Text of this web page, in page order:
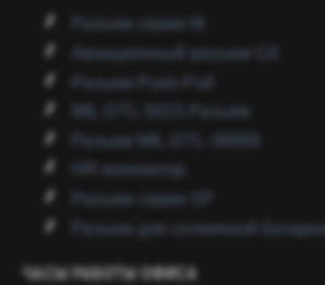
Разъем серии M
Авиационный разъем GX
Разъем Push-Pull
MIL-DTL-5015 Разъем
Разъем MIL-DTL-38999
HR-коннектор
Разъем серии SP
Разъем для солнечной батареи
ЧАСЫ РАБОТЫ ОФИСА